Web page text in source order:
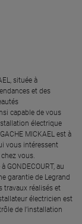
située à
et des
capable de vous
électrique
MICKAEL est à
vous intéressent
vous.​
GONDECOURT, au
garantie de Legrand
travaux réalisés et
électricien est
de l’installation